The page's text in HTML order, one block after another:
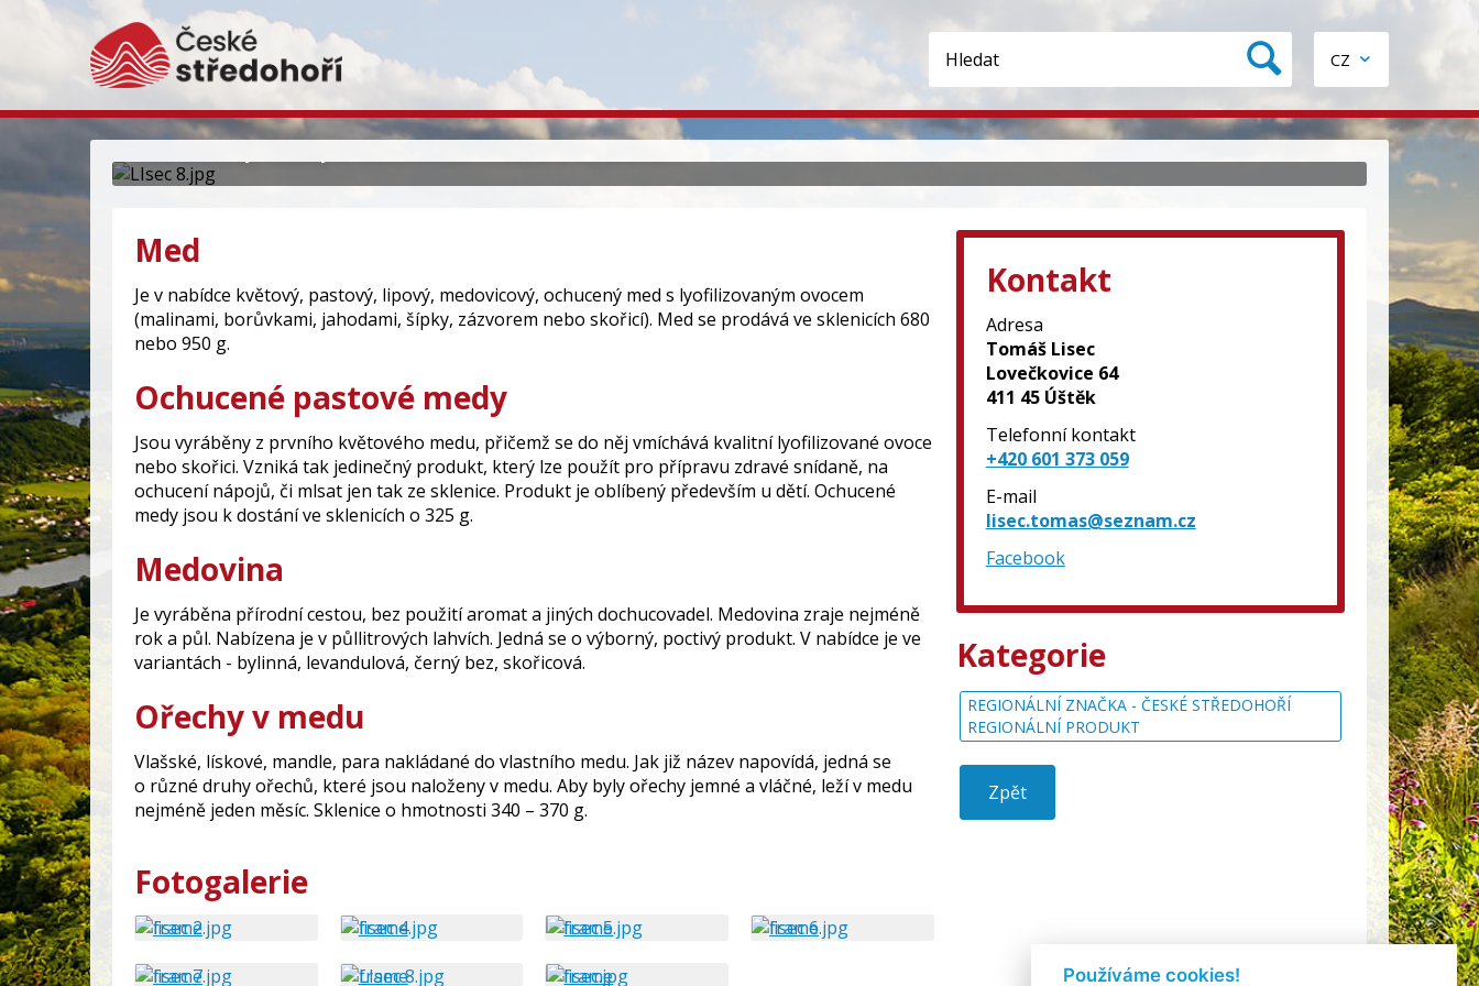
CZ
Med a medové výrobky z Lovečkovic
Med
Je v nabídce květový, pastový, lipový, medovicový, ochucený med s lyofilizovaným ovocem
(malinami, borůvkami, jahodami, šípky, zázvorem nebo skořicí). Med se prodává ve sklenicích 680
nebo 950 g.
Ochucené pastové medy
Jsou vyráběny z prvního květového medu, přičemž se do něj vmíchává kvalitní lyofilizované ovoce
nebo skořici. Vzniká tak jedinečný produkt, který lze použít pro přípravu zdravé snídaně, na
ochucení nápojů, či mlsat jen tak ze sklenice. Produkt je oblíbený především u dětí. Ochucené
medy jsou k dostání ve sklenicích o 325 g.
Medovina
Je vyráběna přírodní cestou, bez použití aromat a jiných dochucovadel. Medovina zraje nejméně
rok a půl. Nabízena je v půllitrových lahvích. Jedná se o výborný, poctivý produkt. V nabídce je ve
variantách - bylinná, levandulová, černý bez, skořicová.
Ořechy v medu
Vlašské, lískové, mandle, para nakládané do vlastního medu. Jak již název napovídá, jedná se
o různé druhy ořechů, které jsou naloženy v medu. Aby byly ořechy jemné a vláčné, leží v medu
nejméně jeden měsíc. Sklenice o hmotnosti 340 – 370 g.
Kontakt
Adresa
Tomáš Lisec
Lovečkovice 64
411 45 Úštěk
Telefonní kontakt
+420 601 373 059
E-mail
lisec.tomas@seznam.cz
Facebook
Kategorie
REGIONÁLNÍ ZNAČKA - ČESKÉ STŘEDOHOŘÍ
REGIONÁLNÍ PRODUKT
Zpět
Fotogalerie
Používáme cookies!